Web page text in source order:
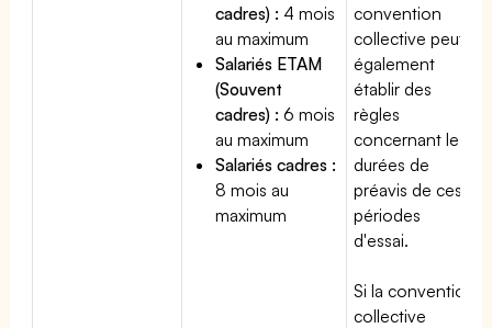
cadres) : 4 mois
au maximum
Salariés ETAM
(Souvent
cadres) : 6 mois
au maximum
Salariés cadres :
8 mois au
maximum
convention
collective peut
également
établir des
règles
concernant les
durées de
préavis de ces
périodes
d'essai.
Si la convention
collective